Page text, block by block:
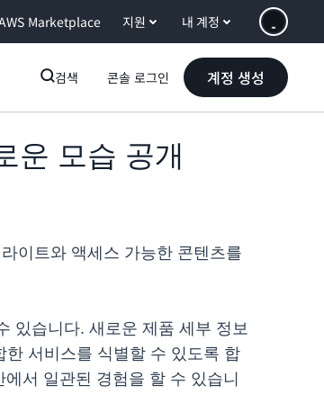
Marketplace 지원 내 계정
검색 콘솔 로그인 계정 생성
운 모습 공개
이트와 액세스 가능한 콘텐츠를
있습니다. 새로운 제품 세부 정보
서비스를 식별할 수 있도록 합
서 일관된 경험을 할 수 있습니